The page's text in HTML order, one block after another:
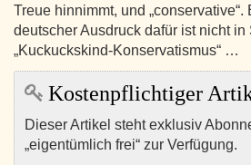
Treue hinnimmt, und
deutscher Ausdruck dafür ist nicht in
„Kuckuckskind-Konservatismus“ …
Kostenpflichtiger
Dieser Artikel steht exklusiv
„eigentümlich frei“ zur Verfügung.